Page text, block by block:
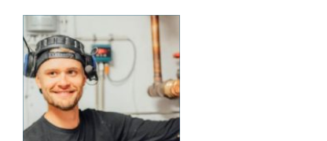
viktigaste skydd mot
regn, snö och fukt, och
en i tid genomförd
renovering kan sp...